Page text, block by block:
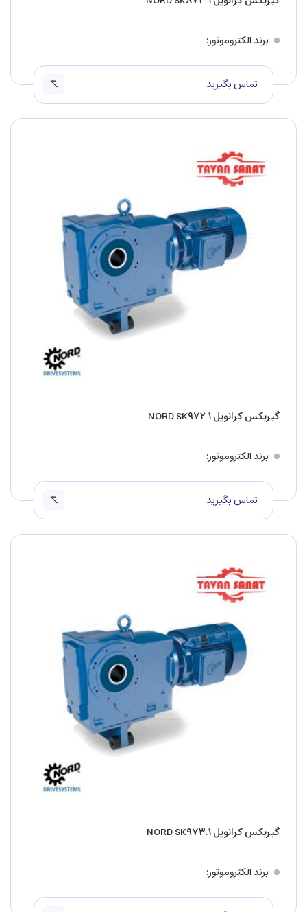
برند الکتروموتور
تماس بگیرید
گیربکس کرانویل NORD SK۹۷۲.۱
برند الکتروموتور
تماس بگیرید
گیربکس کرانویل NORD SK۹۷۳.۱
برند الکتروموتور